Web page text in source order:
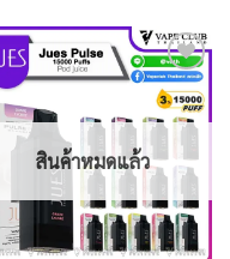
Add
to
wishlist
สินค้าหมดแล้ว